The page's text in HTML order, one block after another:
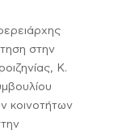
στην
Κ.
κοινοτήτων